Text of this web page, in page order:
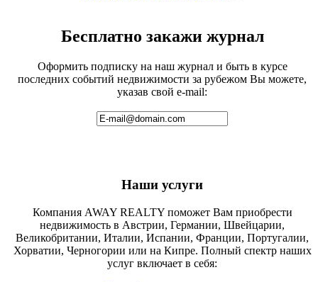
Бесплатно закажи журнал
Оформить подписку на наш журнал и быть в курсе
последних событий недвижимости за рубежом Вы можете,
указав свой e-mail:
Наши услуги
Компания AWAY REALTY поможет Вам приобрести
недвижимость в Австрии, Германии, Швейцарии,
Великобритании, Италии, Испании, Франции, Португалии,
Хорватии, Черногории или на Кипре. Полный спектр наших
услуг включает в себя: